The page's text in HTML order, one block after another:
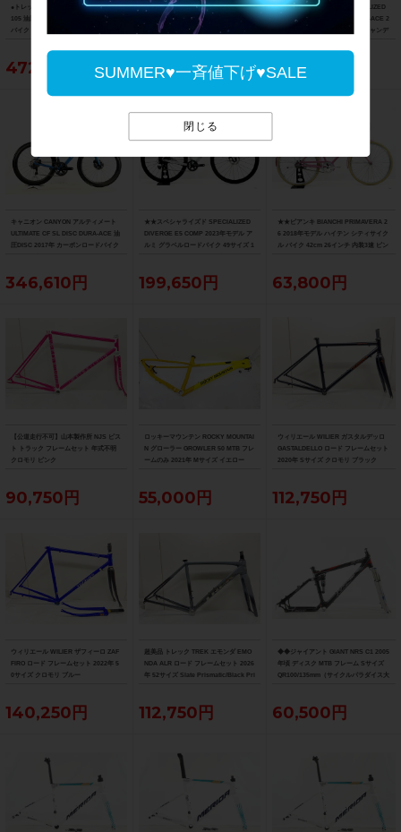
SUMMER♥一斉値下げ♥SALE
閉じる
●トレック TREK マドン MADONE SL6
105 油圧DISC 2021年 カーボンロード
バイク 52サイズ リチウムグレー/トレ
472,153円
フェルト FELT F5 105 2013年 カーボ
ンロードバイク 58サイズ ブラック
55,000円
美品 スペシャライズド SPECIALIZED
S-WORKS TARMAC SL5 DURA-ACE 2
015 カーボン 54サイズ グロスキャンデ
263,329円
キャニオン CANYON アルティメート
ULTIMATE CF SL DISC DURA-ACE 油
圧DISC 2017年 カーボンロードバイク
346,610円
★★スペシャライズド SPECIALIZED
DIVERGE E5 COMP 2023年モデル ア
ルミ グラベルロードバイク 49サイズ 1
199,650円
★★ビアンキ BIANCHI PRIMAVERA 2
6 2018年モデル ハイテン シティサイク
ル バイク 42cm 26インチ 内装3速 ピン
63,800円
【公道走行不可】山本製作所 NJS ピス
ト トラック フレームセット 年式不明
クロモリ ピンク
90,750円
ロッキーマウンテン ROCKY MOUNTAI
N グローラー GROWLER 50 MTB フレ
ームのみ 2021年 Mサイズ イエロー
55,000円
ウィリエール WILIER ガスタルデッロ
GASTALDELLO ロード フレームセット
2020年 Sサイズ クロモリ ブラック
112,750円
ウィリエール WILIER ザフィーロ ZAF
FIRO ロード フレームセット 2022年 5
0サイズ クロモリ ブルー
140,250円
超美品 トレック TREK エモンダ EMO
NDA ALR ロード フレームセット 2026
年 52サイズ Slate Prismatic/Black Pri
112,750円
◆◆ジャイアント GIANT NRS C1 2005
年頃 ディスク MTB フレーム Sサイズ
QR100/135mm（サイクルパラダイス大
60,500円